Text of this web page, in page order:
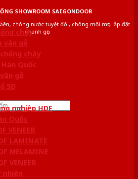
SHOWROOM SAIGONDOOR
chống nước tuyệt đối, chống mối mọt, lắp đặt
nhanh gọn
cháy
vân gỗ
cháy
Quốc
gỗ
5D
nghiệp HDF
Quốc
VENEER
LAMINATE
MELAMINE
VENEER
nhiên